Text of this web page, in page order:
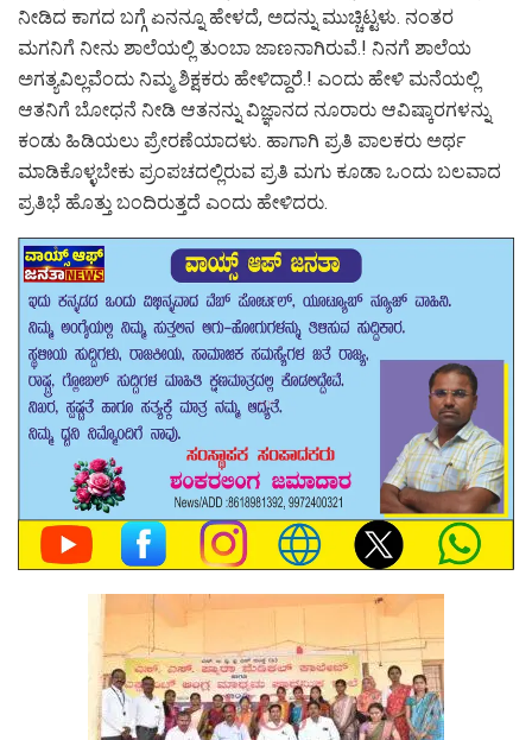
ನೀಡಿದ ಕಾಗದ ಬಗ್ಗೆ ಏನನ್ನೂ ಹೇಳದೆ, ಅದನ್ನು ಮುಚ್ಚಿಟ್ಟಳು. ನಂತರ
ಮಗನಿಗೆ ನೀನು ಶಾಲೆಯಲ್ಲಿ ತುಂಬಾ ಜಾಣನಾಗಿರುವೆ.! ನಿನಗೆ ಶಾಲೆಯ
ಅಗತ್ಯವಿಲ್ಲವೆಂದು ನಿಮ್ಮ ಶಿಕ್ಷಕರು ಹೇಳಿದ್ದಾರೆ.! ಎಂದು ಹೇಳಿ ಮನೆಯಲ್ಲಿ
ಆತನಿಗೆ ಬೋಧನೆ ನೀಡಿ ಆತನನ್ನು ವಿಜ್ಞಾನದ ನೂರಾರು ಆವಿಷ್ಕಾರಗಳನ್ನು
ಕಂಡು ಹಿಡಿಯಲು ಪ್ರೇರಣೆಯಾದಳು. ಹಾಗಾಗಿ ಪ್ರತಿ ಪಾಲಕರು ಅರ್ಥ
ಮಾಡಿಕೊಳ್ಳಬೇಕು ಪ್ರಂಪಚದಲ್ಲಿರುವ ಪ್ರತಿ ಮಗು ಕೂಡಾ ಒಂದು ಬಲವಾದ
ಪ್ರತಿಭೆ ಹೊತ್ತು ಬಂದಿರುತ್ತದೆ ಎಂದು ಹೇಳಿದರು.